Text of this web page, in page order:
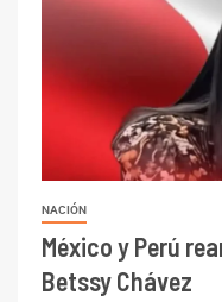
NACIÓN
México y Perú
Betssy Chávez